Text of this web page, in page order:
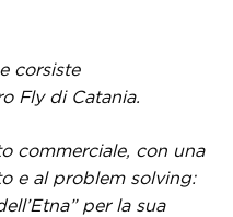
corsiste
Fly di Catania.
commerciale, con una
e al problem solving:
per la sua